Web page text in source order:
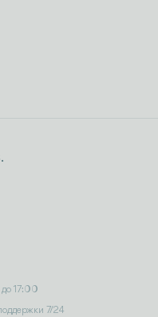
17:00
7/24